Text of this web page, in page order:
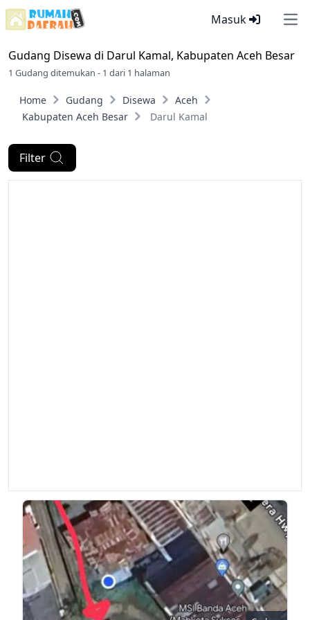
Masuk
Gudang Disewa di Darul Kamal, Kabupaten Aceh Besar
1 Gudang ditemukan - 1 dari 1 halaman
Home Gudang Disewa
Aceh
Kabupaten Aceh Besar
Darul Kamal
Filter